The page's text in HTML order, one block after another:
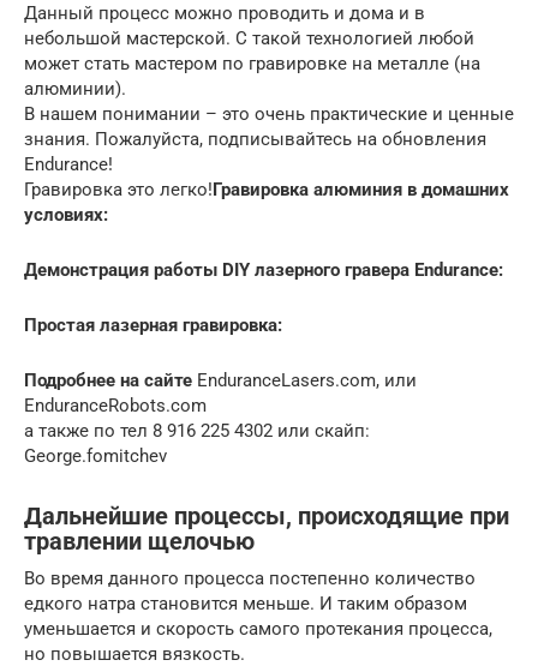
Данный процесс можно проводить и дома и в
небольшой мастерской. С такой технологией любой
может стать мастером по гравировке на металле (на
алюминии).
В нашем понимании – это очень практические и ценные
знания. Пожалуйста, подписывайтесь на обновления
Endurance!
Гравировка это легко!Гравировка алюминия в домашних
условиях:
Демонстрация работы DIY лазерного гравера Endurance:
Простая лазерная гравировка:
Подробнее на сайте EnduranceLasers.com, или
EnduranceRobots.com
а также по тел 8 916 225 4302 или скайп:
George.fomitchev
Дальнейшие процессы, происходящие при
травлении щелочью
Во время данного процесса постепенно количество
едкого натра становится меньше. И таким образом
уменьшается и скорость самого протекания процесса,
но повышается вязкость.